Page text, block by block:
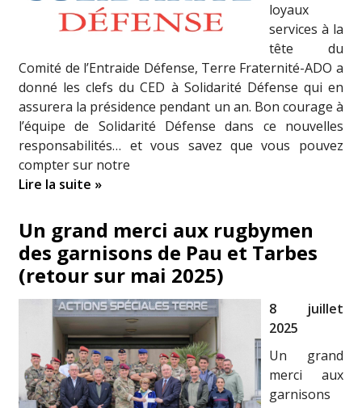
loyaux
services à la
tête du
Comité de l’Entraide Défense, Terre Fraternité-ADO a
donné les clefs du CED à Solidarité Défense qui en
assurera la présidence pendant un an. Bon courage à
l’équipe de Solidarité Défense dans ce nouvelles
responsabilités… et vous savez que vous pouvez
compter sur notre
Lire la suite »
Un grand merci aux rugbymen
des garnisons de Pau et Tarbes
(retour sur mai 2025)
8 juillet
2025
Un grand
merci aux
garnisons